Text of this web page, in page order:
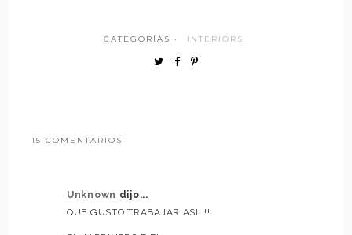
CATEGORÍAS · INTERIORS
15 COMENTARIOS
Unknown dijo...
QUE GUSTO TRABAJAR ASI!!!!